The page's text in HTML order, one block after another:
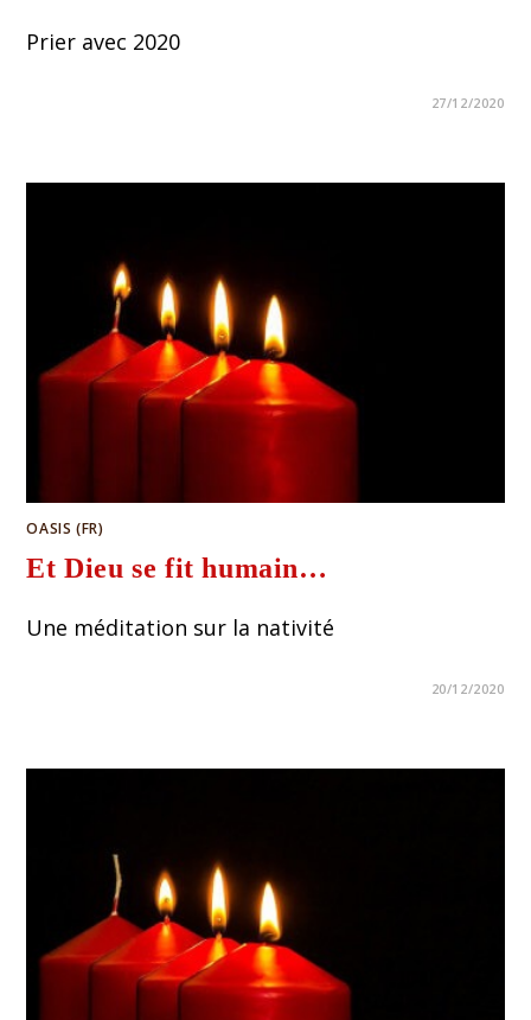
Prier avec 2020
27/12/2020
OASIS (FR)
Et Dieu se fit humain…
Une méditation sur la nativité
20/12/2020